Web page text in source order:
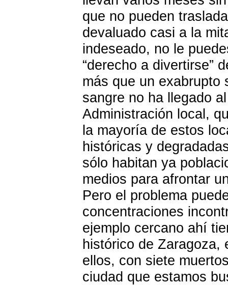
que no pueden
devaluado casi a la
indeseado, no le
“derecho a divertirse”
más que un exabrupto
sangre no ha llegado
Administración local,
la mayoría de estos
históricas y
sólo habitan ya
medios para afrontar
Pero el problema
concentraciones
ejemplo cercano ahí
histórico de Zaragoza,
ellos, con siete
ciudad que estamos